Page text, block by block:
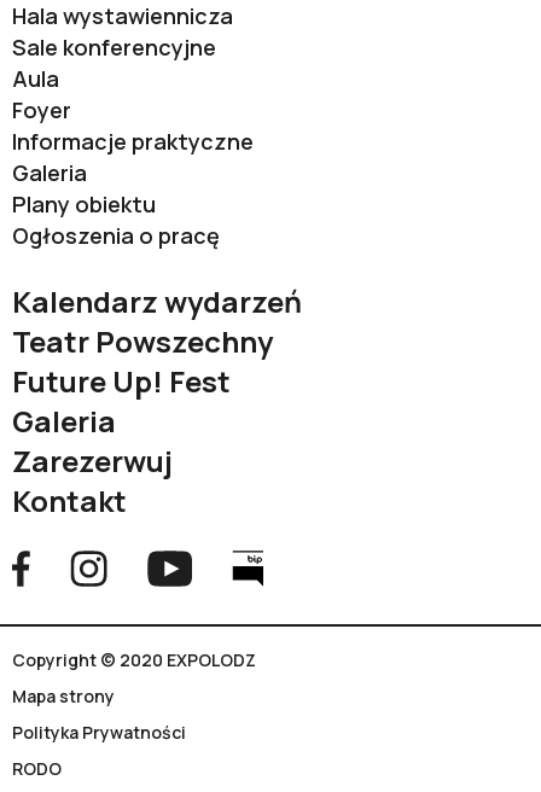
Hala wystawiennicza
Sale konferencyjne
Aula
Foyer
Informacje praktyczne
Galeria
Plany obiektu
Ogłoszenia o pracę
Kalendarz wydarzeń
Teatr Powszechny
Future Up! Fest
Galeria
Zarezerwuj
Kontakt
Copyright © 2020 EXPOLODZ
Mapa strony
Polityka Prywatności
RODO